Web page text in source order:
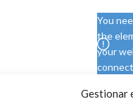
Gestionar
You
the
your
VISÍTA NUESTRA